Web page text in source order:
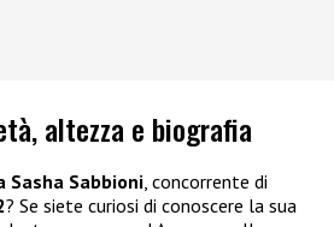
altezza e biografia
Sasha Sabbioni, concorrente di
? Se siete curiosi di conoscere la sua